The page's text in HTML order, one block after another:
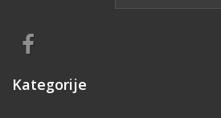
Kategorije